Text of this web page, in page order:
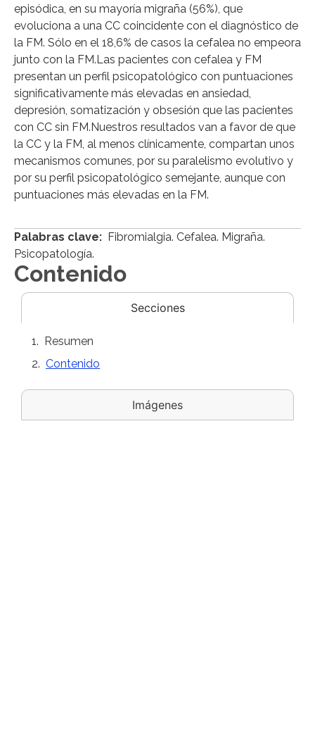
episódica, en su mayoría migraña (56%), que
evoluciona a una CC coincidente con el diagnóstico de
la FM. Sólo en el 18,6% de casos la cefalea no empeora
junto con la FM.Las pacientes con cefalea y FM
presentan un perfil psicopatológico con puntuaciones
significativamente más elevadas en ansiedad,
depresión, somatización y obsesión que las pacientes
con CC sin FM.Nuestros resultados van a favor de que
la CC y la FM, al menos clínicamente, compartan unos
mecanismos comunes, por su paralelismo evolutivo y
por su perfil psicopatológico semejante, aunque con
puntuaciones más elevadas en la FM.
Palabras clave: Fibromialgia. Cefalea. Migraña.
Psicopatología.
Contenido
Secciones
Imágenes
Resumen
Contenido